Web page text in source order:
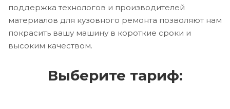
поддержка технологов и производителей
материалов для кузовного ремонта позволяют нам
покрасить вашу машину в короткие сроки и
высоким качеством.
Выберите тариф: